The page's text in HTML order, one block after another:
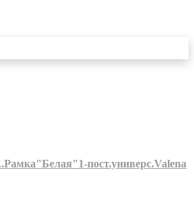
пост.универс.Valena